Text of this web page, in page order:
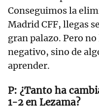
Conseguimos la
Madrid CFF, llegas
gran palazo. Pero
negativo, sino de
aprender.
¿Tanto ha
1-2 en Lezama?